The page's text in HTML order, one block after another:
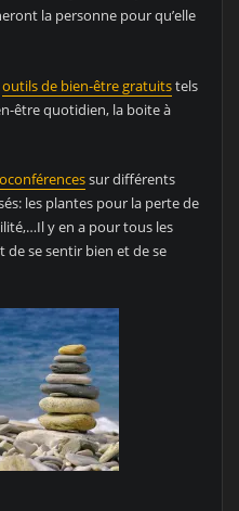
la personne pour qu’elle
outils de bien-être gratuitstels
être quotidien, la boite à
sur différents
les plantes pour la perte de
y en a pour tous les
de se sentir bien et de se